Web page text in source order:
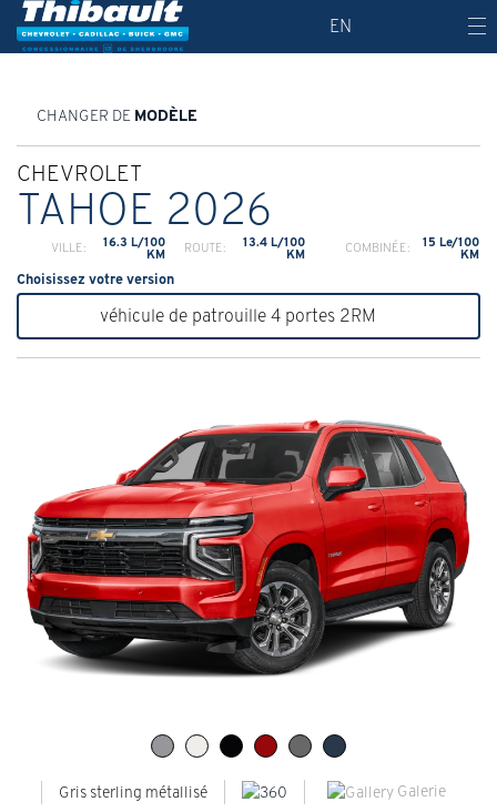
EN
CHANGER DE MODÈLE
CHEVROLET
TAHOE 2026
VILLE: 16.3 L/100
KM ROUTE: 13.4 L/100
KM COMBINÉE: 15 Le/100
KM
Choisissez votre version
véhicule de patrouille 4 portes 2RM
Gris sterling métallisé Galerie